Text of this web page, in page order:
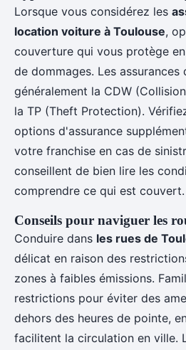
Lorsque vous considérez les
location voiture à Toulouse,
couverture qui vous protège
de dommages. Les assurances
généralement la CDW
la TP (Theft Protection).
options d'assurance
votre franchise en cas de
conseillent de bien lire les
comprendre ce qui est couvert.
Conseils pour naviguer les
Conduire dans les rues de
délicat en raison des
zones à faibles émissions.
restrictions pour éviter des
dehors des heures de pointe,
facilitent la circulation en ville.